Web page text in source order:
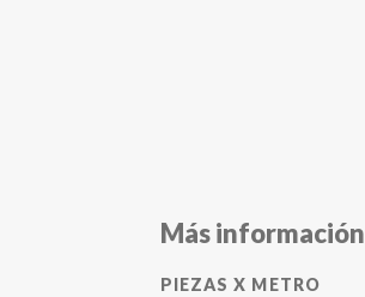
Más información
PIEZAS X METRO